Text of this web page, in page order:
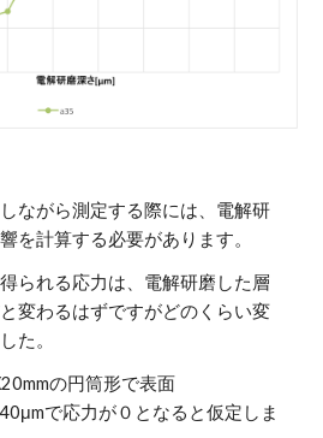
ながら測定する際には、電解研
を計算する必要があります。
られる応力は、電解研磨した層
変わるはずですがどのくらい変
た。
の円筒形で表面
で応力が０となると仮定しま